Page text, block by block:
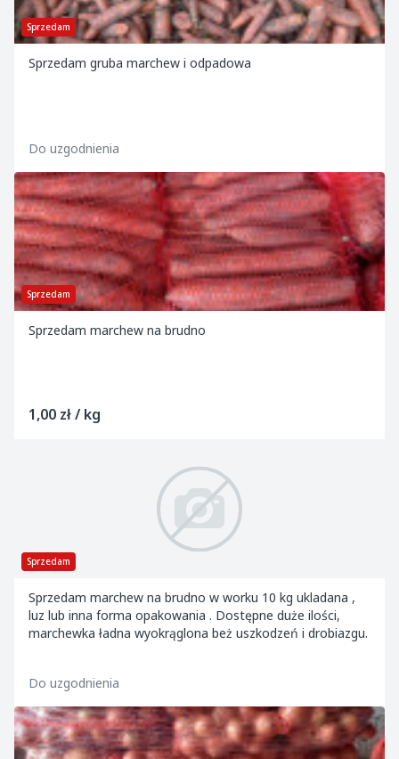
Sprzedam
Sprzedam gruba marchew i odpadowa
Do uzgodnienia
Sprzedam
Sprzedam marchew na brudno
1,00 zł / kg
Sprzedam
Sprzedam marchew na brudno w worku 10 kg ukladana ,
luz lub inna forma opakowania . Dostępne duże ilości,
marchewka ładna wyokrąglona beż uszkodzeń i drobiazgu.
Do uzgodnienia